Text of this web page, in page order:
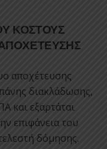
ΚΟΣΤΟΥΣ
αποχέτευσης
διακλάδωσης,
και εξαρτάται
επιφάνεια του
δόμησης.